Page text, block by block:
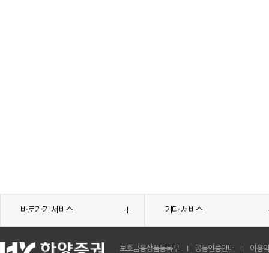
바로가기 서비스 기타 서비스
보호금융상품등록부 공동인증안내 이용